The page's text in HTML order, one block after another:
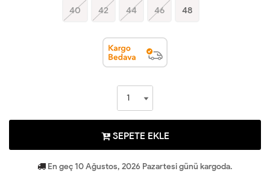
40 42 44 46 48
SEPETE EKLE
En geç 10 Ağustos, 2026 Pazartesi günü kargoda.